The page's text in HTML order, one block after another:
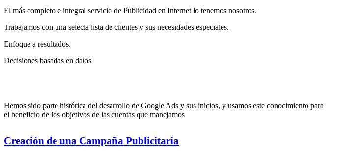
El más completo e integral servicio de Publicidad en Internet lo tenemos nosotros.
Trabajamos con una selecta lista de clientes y sus necesidades especiales.
Enfoque a resultados.
Decisiones basadas en datos
Hemos sido parte histórica del desarrollo de Google Ads y sus inicios, y usamos este conocimiento para
el beneficio de los objetivos de las cuentas que manejamos
Creación de una Campaña Publicitaria